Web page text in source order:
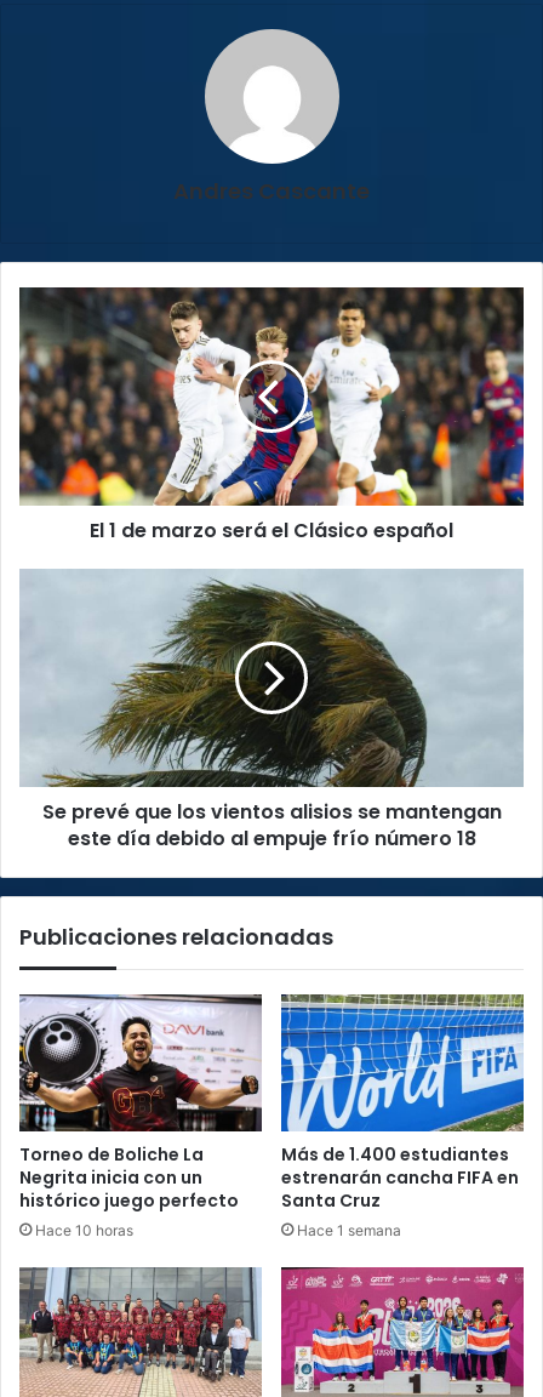
Andres Cascante
1
de
marzo
será
el
Clásico
español
El 1 de marzo será el Clásico español
mantengan
este
debido
número
Se prevé que los vientos alisios se mantengan
este día debido al empuje frío número 18
Publicaciones relacionadas
Torneo de Boliche La
Negrita inicia con un
histórico juego perfecto
Hace 10 horas
Más de 1.400 estudiantes
estrenarán cancha FIFA en
Santa Cruz
Hace 1 semana